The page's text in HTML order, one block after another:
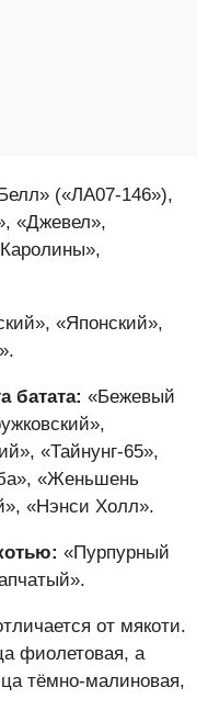
(«ЛА07-146»),
«Джевел»,
«Японский»,
батата: «Бежевый
«Тайнунг-65»,
«Женьшень
«Нэнси Холл».
«Пурпурный
от мякоти.
фиолетовая, а
тёмно-малиновая,